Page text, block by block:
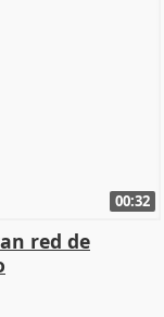
00:32
red de